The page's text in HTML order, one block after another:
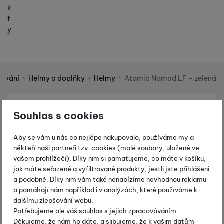
Souhlas s cookies
Aby se vám u nás co nejlépe nakupovalo, používáme my a
někteří naši partneři tzv. cookies (malé soubory, uložené ve
vašem prohlížeči). Díky nim si pamatujeme, co máte v košíku,
jak máte seřazené a vyfiltrované produkty, jestli jste přihlášeni
a podobně. Díky nim vám také nenabízíme nevhodnou reklamu
a pomáhají nám například i v analýzách, které používáme k
dalšímu zlepšování webu.
Potřebujeme ale váš souhlas s jejich zpracováváním.
Děkujeme, že nám ho dáte, a slibujeme, že k vašim datům
k
t
y
Helmy a doplňky Helmy Atomic Nomad LF - zelená
Fotografie